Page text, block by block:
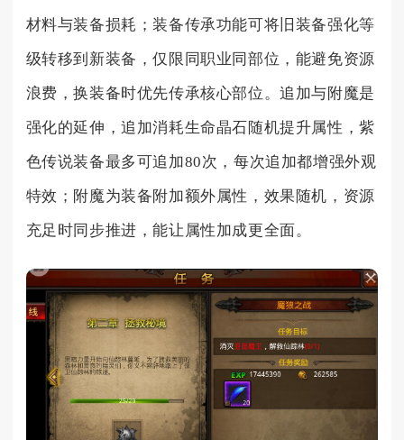
材料与装备损耗；装备传承功能可将旧装备强化等
级转移到新装备，仅限同职业同部位，能避免资源
浪费，换装备时优先传承核心部位。追加与附魔是
强化的延伸，追加消耗生命晶石随机提升属性，紫
色传说装备最多可追加80次，每次追加都增强外观
特效；附魔为装备附加额外属性，效果随机，资源
充足时同步推进，能让属性加成更全面。